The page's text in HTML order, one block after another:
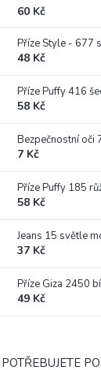
60 Kč
Příze Style - 677
48 Kč
Příze Puffy 416
58 Kč
Bezpečnostní oči
7 Kč
Příze Puffy 185
58 Kč
Jeans 15 světle
37 Kč
Příze Giza 2450
49 Kč